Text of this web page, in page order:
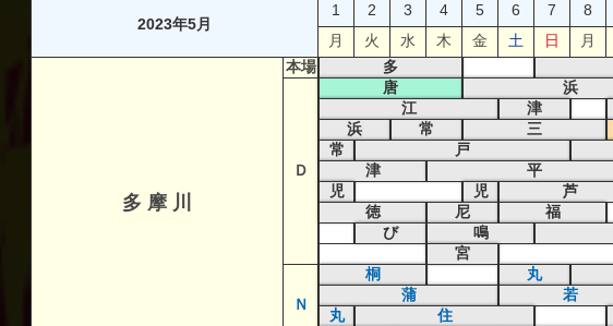
2023年5月
1 2 3 4 5 6 7 8
月
火 水 木 金 土 日 月
多 摩 川
本場 多
Ｄ
唐 浜
江
津
浜
常 三
常
戸
津
平
児
児 芦
徳
尼 福
び
鳴
宮
Ｎ
桐 丸
蒲
若
丸
住